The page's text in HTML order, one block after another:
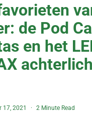
de Pod
en het
17, 2021 2 Minute Read